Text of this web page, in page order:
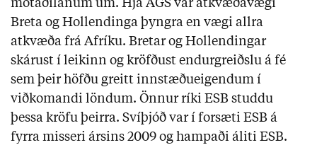
mótaðilanum um. Hjá AGS var atkvæðavægi
Breta og Hollendinga þyngra en vægi allra
atkvæða frá Afríku. Bretar og Hollendingar
skárust í leikinn og kröfðust endurgreiðslu á fé
sem þeir höfðu greitt innstæðueigendum í
viðkomandi löndum. Önnur ríki ESB studdu
þessa kröfu þeirra. Svíþjóð var í forsæti ESB á
fyrra misseri ársins 2009 og hampaði áliti ESB.